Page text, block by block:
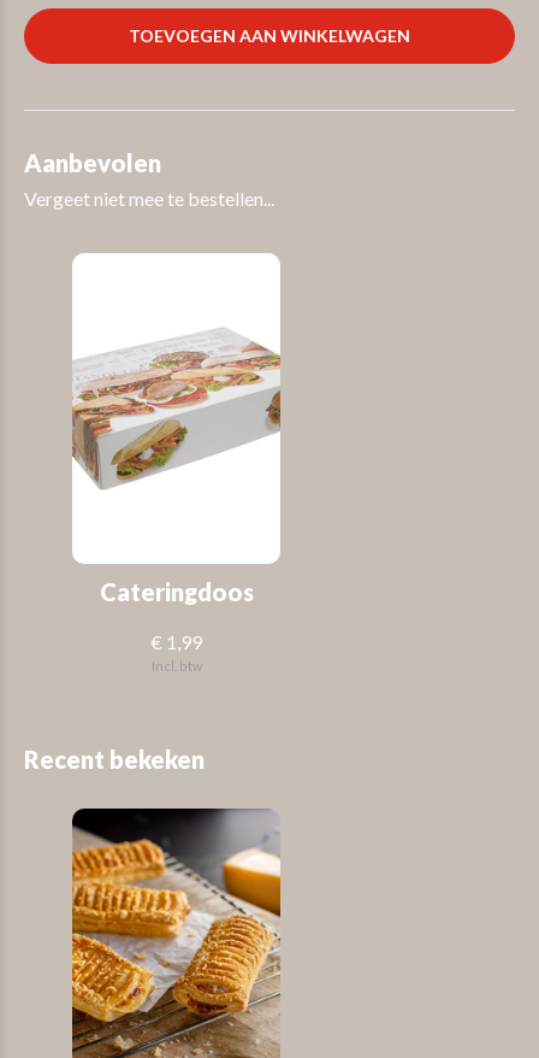
TOEVOEGEN AAN WINKELWAGEN
Aanbevolen
Vergeet niet mee te bestellen...
Cateringdoos
€ 1,99
Incl. btw
Recent bekeken